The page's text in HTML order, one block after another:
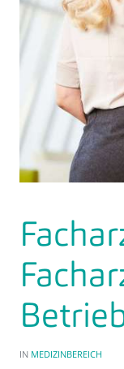
IN MEDIZINBEREICH